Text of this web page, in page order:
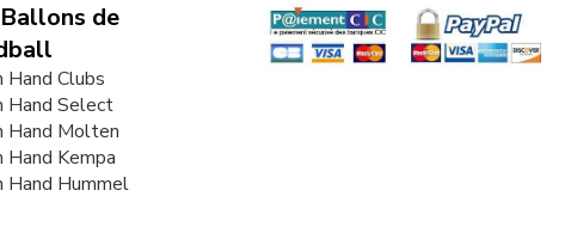
de
Hand Clubs
Hand Select
Hand Molten
Hand Kempa
Hand Hummel